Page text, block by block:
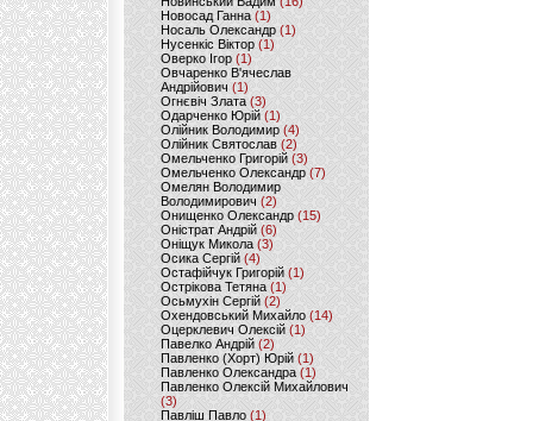
Новосад Ганна (1)
Носаль Олександр (1)
Нусенкіс Віктор (1)
Оверко Ігор (1)
Овчаренко В'ячеслав
Андрійович(1)
Огнєвіч Злата (3)
Одарченко Юрій(1)
Олійник Володимир (4)
Олійник Святослав (2)
Омельченко Григорій (3)
Омельченко Олександр(7)
Омелян Володимир
Володимирович (2)
Онищенко Олександр (15)
Оністрат Андрій (6)
Оніщук Микола (3)
Осика Сергій(4)
Остафійчук Григорій(1)
Острікова Тетяна (1)
Осьмухін Сергій (2)
Охендовський Михайло (14)
Оцерклевич Олексій (1)
Павелко Андрій (2)
Павленко (Хорт) Юрій (1)
Павленко Олександра (1)
Павленко Олексій Михайлович
(3)
Павліш Павло(1)